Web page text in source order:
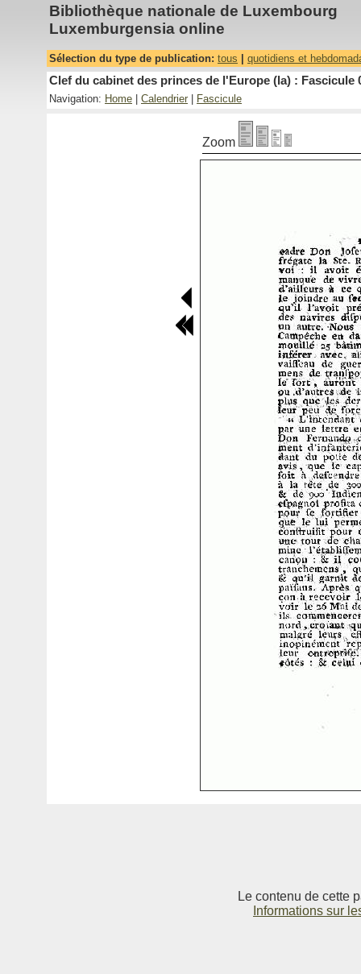
Bibliothèque nationale de Luxembourg
Luxemburgensia online
Sélection du type de publication: tous quotidiens et
Clef du cabinet des princes de l'Europe (la) : Fascicule
Navigation: Home Calendrier Fascicule
Zoom
Le contenu de cette
Informations sur